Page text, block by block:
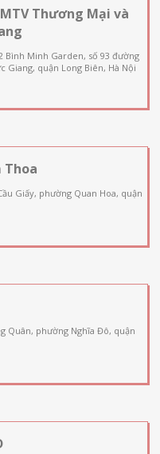
Thương Mại và
Bình Minh Garden, số 93 đường
Giang, quận Long Biên, Hà Nội
Thoa
Giấy, phường Quan Hoa, quận
Quân, phường Nghĩa Đô, quận